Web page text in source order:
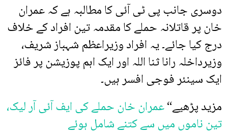
دوسری جانب پی ٹی آئی کا مطالبہ ہے کہ عمران
خان پر قاتلانہ حملے کا مقدمہ تین افراد کے خلاف
درج کیا جائے۔ یہ افراد وزیراعظم شہباز شریف،
وزیرداخلہ رانا ثنا اللہ اور ایک اہم پوزیشن پر فائز
ایک سینئر فوجی افسر ہیں۔
مزید پڑھیے“عمران خان حملے کی ایف آئی آر لیک،
تین ناموں میں سے کتنے شامل ہوئے